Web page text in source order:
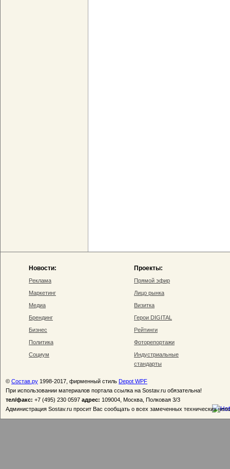
Новости:
Реклама
Маркетинг
Медиа
Брендинг
Бизнес
Политика
Социум
Проекты:
Прямой эфир
Лицо рынка
Визитка
Герои DIGITAL
Рейтинги
Фоторепортажи
Индустриальные
стандарты
© Состав.ру 1998-2017, фирменный стиль Depot WPF
При использовании материалов портала ссылка на Sostav.ru обязательна!
тел/факс: +7 (495) 230 0597 адрес: 109004, Москва, Полковая 3/3
Администрация Sostav.ru просит Вас сообщать о всех замеченных технических